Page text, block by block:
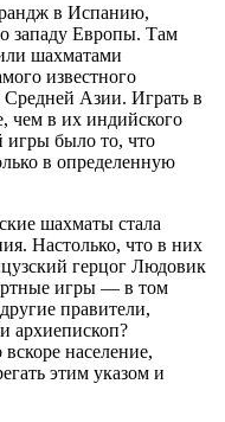
в Испанию,
западу Европы. Там
шахматами
известного
Средней Азии. Играть в
чем в их индийского
игры было то, что
в определенную
шахматы стала
Настолько, что в них
герцог Людовик
игры — в том
правители,
архиепископ?
население,
этим указом и